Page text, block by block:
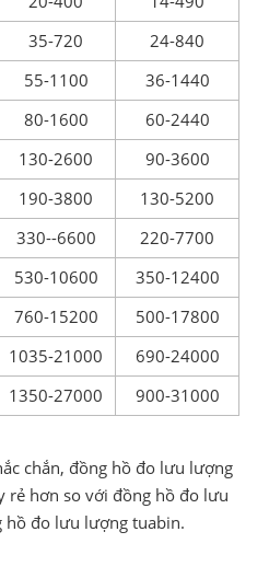
35-720
24-840
55-1100
36-1440
80-1600
60-2440
130-2600
90-3600
190-3800
130-5200
330--6600
220-7700
530-10600
350-12400
760-15200
500-17800
1035-21000
690-24000
1350-27000 900-31000
chắn, đồng hồ đo lưu lượng
rẻ hơn so với đồng hồ đo lưu
hồ đo lưu lượng tuabin.